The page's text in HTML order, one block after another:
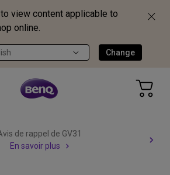
view content applicable to
online.
Change
de rappel de GV31
En savoir plus